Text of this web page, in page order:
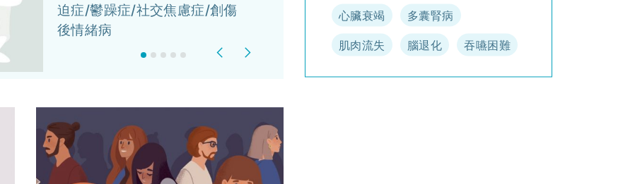
迫症/鬱躁症/社交焦慮症/創傷
後情緒病
Previous
心臟衰竭 多囊腎病
肌肉流失 腦退化 吞嚥困難